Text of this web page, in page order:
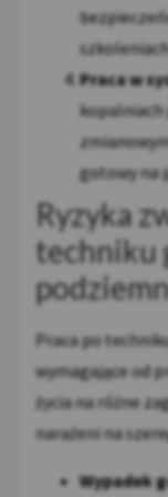
Praca w
kopalniach
gotowy na
Ryzyka
techniku
Praca po
wymagające od
życia na różne
narażeni na
Wypadek